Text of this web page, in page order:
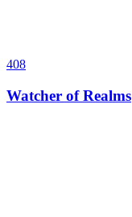
408
Watcher of Realms